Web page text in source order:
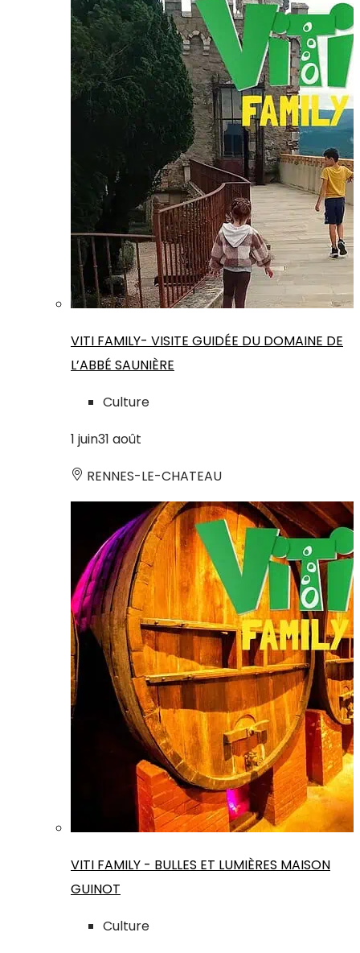
VITI FAMILY- VISITE GUIDÉE DU DOMAINE DE
L’ABBÉ SAUNIÈRE
Culture
1 juin31 août
RENNES-LE-CHATEAU
VITI FAMILY - BULLES ET LUMIÈRES MAISON
GUINOT
Culture